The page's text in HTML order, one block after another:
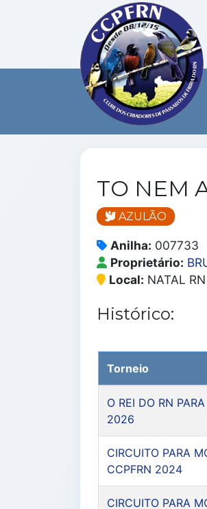
TO NEM
AZULÃO
Anilha: 007733
Proprietário:
Local: NATAL RN
Histórico:
Torneio
O REI DO RN
2026
CIRCUITO PARA
CCPFRN 2024
CIRCUITO PARA